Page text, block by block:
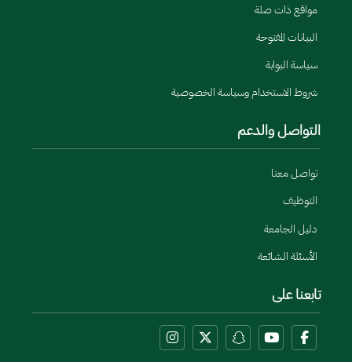
مواقع ذات صلة
البيانات المفتوحة
سياسة البوابة
شروط الاستخدام وسياسة الخصوصية
التواصل والدعم
تواصل معنا
التوظيف
دليل الجامعة
الأسئلة الشائعة
تابعنا على